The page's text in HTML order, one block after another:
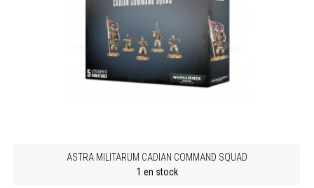
ASTRA MILITARUM CADIAN COMMAND SQUAD
1 en stock